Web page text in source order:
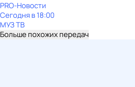
PRO-Новости
Сегодня в 18:00
МУЗ ТВ
Больше похожих передач